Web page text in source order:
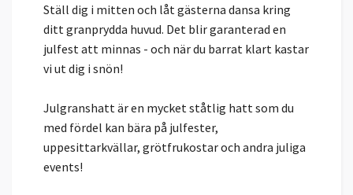
Ställ dig i mitten och låt gästerna dansa kring
ditt granprydda huvud. Det blir garanterad en
julfest att minnas - och när du barrat klart kastar
vi ut dig i snön!
Julgranshatt är en mycket ståtlig hatt som du
med fördel kan bära på julfester,
uppesittarkvällar, grötfrukostar och andra juliga
events!